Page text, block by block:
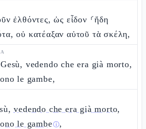
ἐλθόντες, ὡς εἶδον ⸂ἤδη
οὐ κατέαξαν αὐτοῦ τὰ σκέλη,
vedendo che era già morto,
le gambe,
vedendo che era già morto,
le gambeⓘ,